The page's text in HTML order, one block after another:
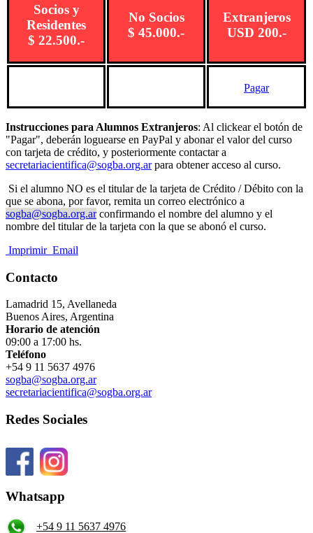
Socios y
Residentes
$ 22.500.-
No Socios
$ 45.000.-
Extranjeros
USD 200.-
Pagar
Instrucciones para Alumnos Extranjeros: Al clickear el botón de
"Pagar", deberán loguearse en PayPal y abonar el valor del curso
con tarjeta de crédito, y posteriormente contactar a
secretariacientifica@sogba.org.arpara obtener acceso al curso.
Si el alumno NO es el titular de la tarjeta de Crédito / Débito con la
que se abona, por favor, remita un correo electrónico a
sogba@sogba.org.arconfirmando el nombre del alumno y el
nombre del titular de la tarjeta con la que se abonó el curso.
Imprimir Email
Contacto
Lamadrid 15, Avellaneda
Buenos Aires, Argentina
Horario de atención
09:00 a 17:00 hs.
Teléfono
+54 9 11 5637 4976
sogba@sogba.org.ar
secretariacientifica@sogba.org.ar
Redes Sociales
Whatsapp
+54 9 11 5637 4976